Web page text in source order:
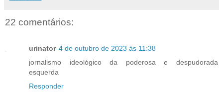
22 comentários:
urinator 4 de outubro de 2023 às 11:38
jornalismo ideológico da poderosa e despudorada
esquerda
Responder